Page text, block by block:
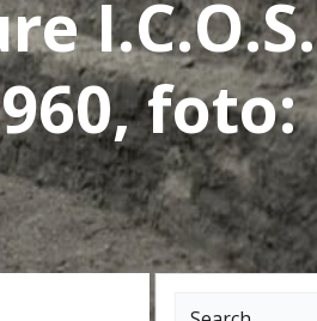
I.C.O.S.
foto:
Search